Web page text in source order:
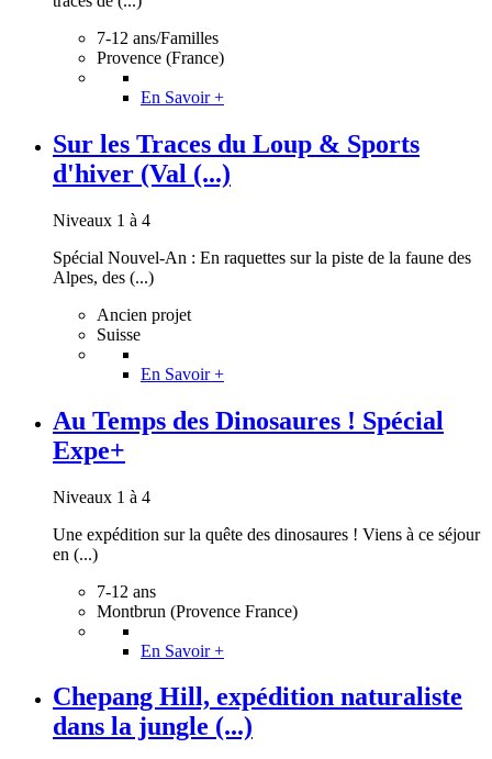
7-12 ans/Familles
Provence (France)
En Savoir +
Sur les Traces du Loup & Sports
d'hiver (Val (...)
Niveaux 1 à 4
Spécial Nouvel-An : En raquettes sur la piste de la faune des
Alpes, des (...)
Ancien projet
Suisse
En Savoir +
Au Temps des Dinosaures ! Spécial
Expe+
Niveaux 1 à 4
Une expédition sur la quête des dinosaures ! Viens à ce séjour
en (...)
7-12 ans
Montbrun (Provence France)
En Savoir +
Chepang Hill, expédition naturaliste
dans la jungle (...)